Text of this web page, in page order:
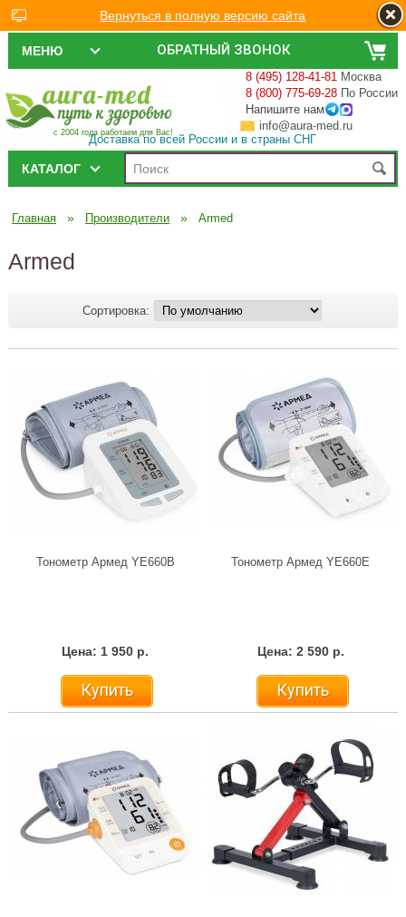
ОБРАТНЫЙ ЗВОНОК
МЕНЮ
с 2004 года работаем для Вас!
8 (495) 128-41-81 Москва
8 (800) 775-69-28 По России
Напишите нам
info@aura-med.ru
Доставка по всей России и в страны СНГ
КАТАЛОГ
Главная » Производители » Armed
Armed
Сортировка:
Тонометр Армед YE660B
Цена: 1 950 р.
Купить
Тонометр Армед YE660E
Цена: 2 590 р.
Купить
Вернуться в полную версию сайта